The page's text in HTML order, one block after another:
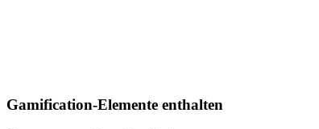
Gamification-Elemente enthalten